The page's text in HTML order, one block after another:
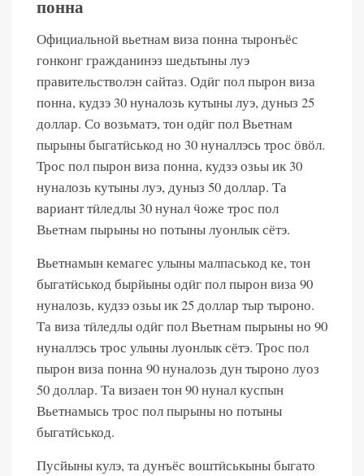
понна
Официальной вьетнам виза понна тыронъёс
гонконг гражданинэз шедьтыны луэ
правительстволэн сайтаз. Одӥг пол пырон виза
понна, кудзэ 30 нуналозь кутыны луэ, дуныз 25
доллар. Со возьматэ, тон одӥг пол Вьетнам
пырыны быгатӥськод но 30 нуналлэсь трос ӧвӧл.
Трос пол пырон виза понна, кудзэ озьы ик 30
нуналозь кутыны луэ, дуныз 50 доллар. Та
вариант тӥледлы 30 нунал ӵоже трос пол
Вьетнам пырыны но потыны луонлык сётэ.
Вьетнамын кемагес улыны малпаськод ке, тон
быгатӥськод бырйыны одӥг пол пырон виза 90
нуналозь, кудзэ озьы ик 25 доллар тыр тыроно.
Та виза тӥледлы одӥг пол Вьетнам пырыны но 90
нуналлэсь трос улыны луонлык сётэ. Трос пол
пырон виза понна 90 нуналозь дун тыроно луоз
50 доллар. Та визаен тон 90 нунал куспын
Вьетнамысь трос пол пырыны но потыны
быгатӥськод.
Пусйыны кулэ, та дунъёс воштӥськыны быгато